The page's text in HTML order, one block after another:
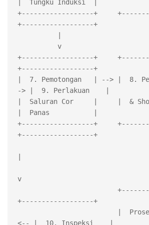
|  Tungku Induksi  |
+------------------+
+------------------+
+------------------+
+------------------+
|  7. Pemotongan   | --> |  8.
-> |  9. Perlakuan    |
|  Saluran Cor     |     |  &
|  Panas           |
+------------------+
+------------------+
v
+------------------+
<-- |  10. Inspeksi    |